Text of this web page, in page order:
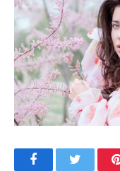
FacebookTwitter